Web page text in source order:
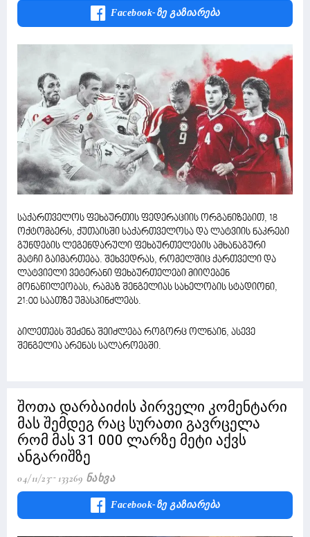
Facebook-Ზე Გაზიარება
საქართველოს ფეხბურთის ფედერაციის ორგანიზებით, 18
ოქტომბერს, ქუთაისში საქართველოსა და ლატვიის ნაკრები
გუნდების ლეგენდარული ფეხბურთელების ამხანაგური
მატჩი გაიმართება. შეხვედრას, რომელშიც ქართველი და
ლატვიელი ვეტერანი ფეხბურთელები მიიღებენ
მონაწილეობას, რამაზ შენგელიას სახელობის სტადიონი,
21:00 საათზე უმასპინძლებს.
ბილეთებს შეძენა შეიძლება როგორც ოლნაინ, ასევე
შენგელია არენას სალაროებში.
შოთა დარბაიძის პირველი კომენტარი
მას შემდეგ რაც სურათი გავრცელა
რომ მას 31 000 ლარზე მეტი აქვს
ანგარიშზე
04/11/23 133269 Ნახვა
Facebook-Ზე Გაზიარება